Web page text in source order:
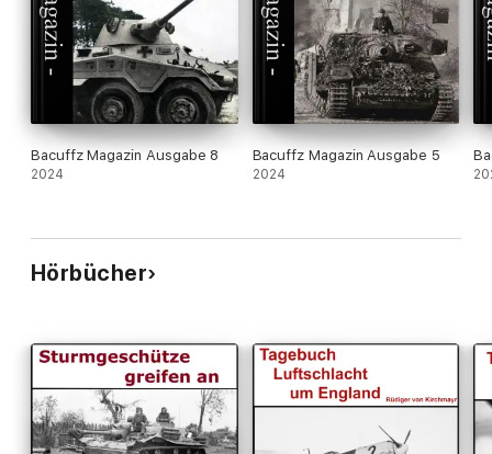
Bacuffz Magazin Ausgabe 8
2024
Bacuffz Magazin Ausgabe 5
2024
Hörbücher